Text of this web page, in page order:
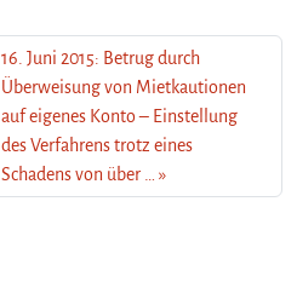
16. Juni 2015: Betrug durch
Überweisung von Mietkautionen
auf eigenes Konto – Einstellung
des Verfahrens trotz eines
Schadens von über …